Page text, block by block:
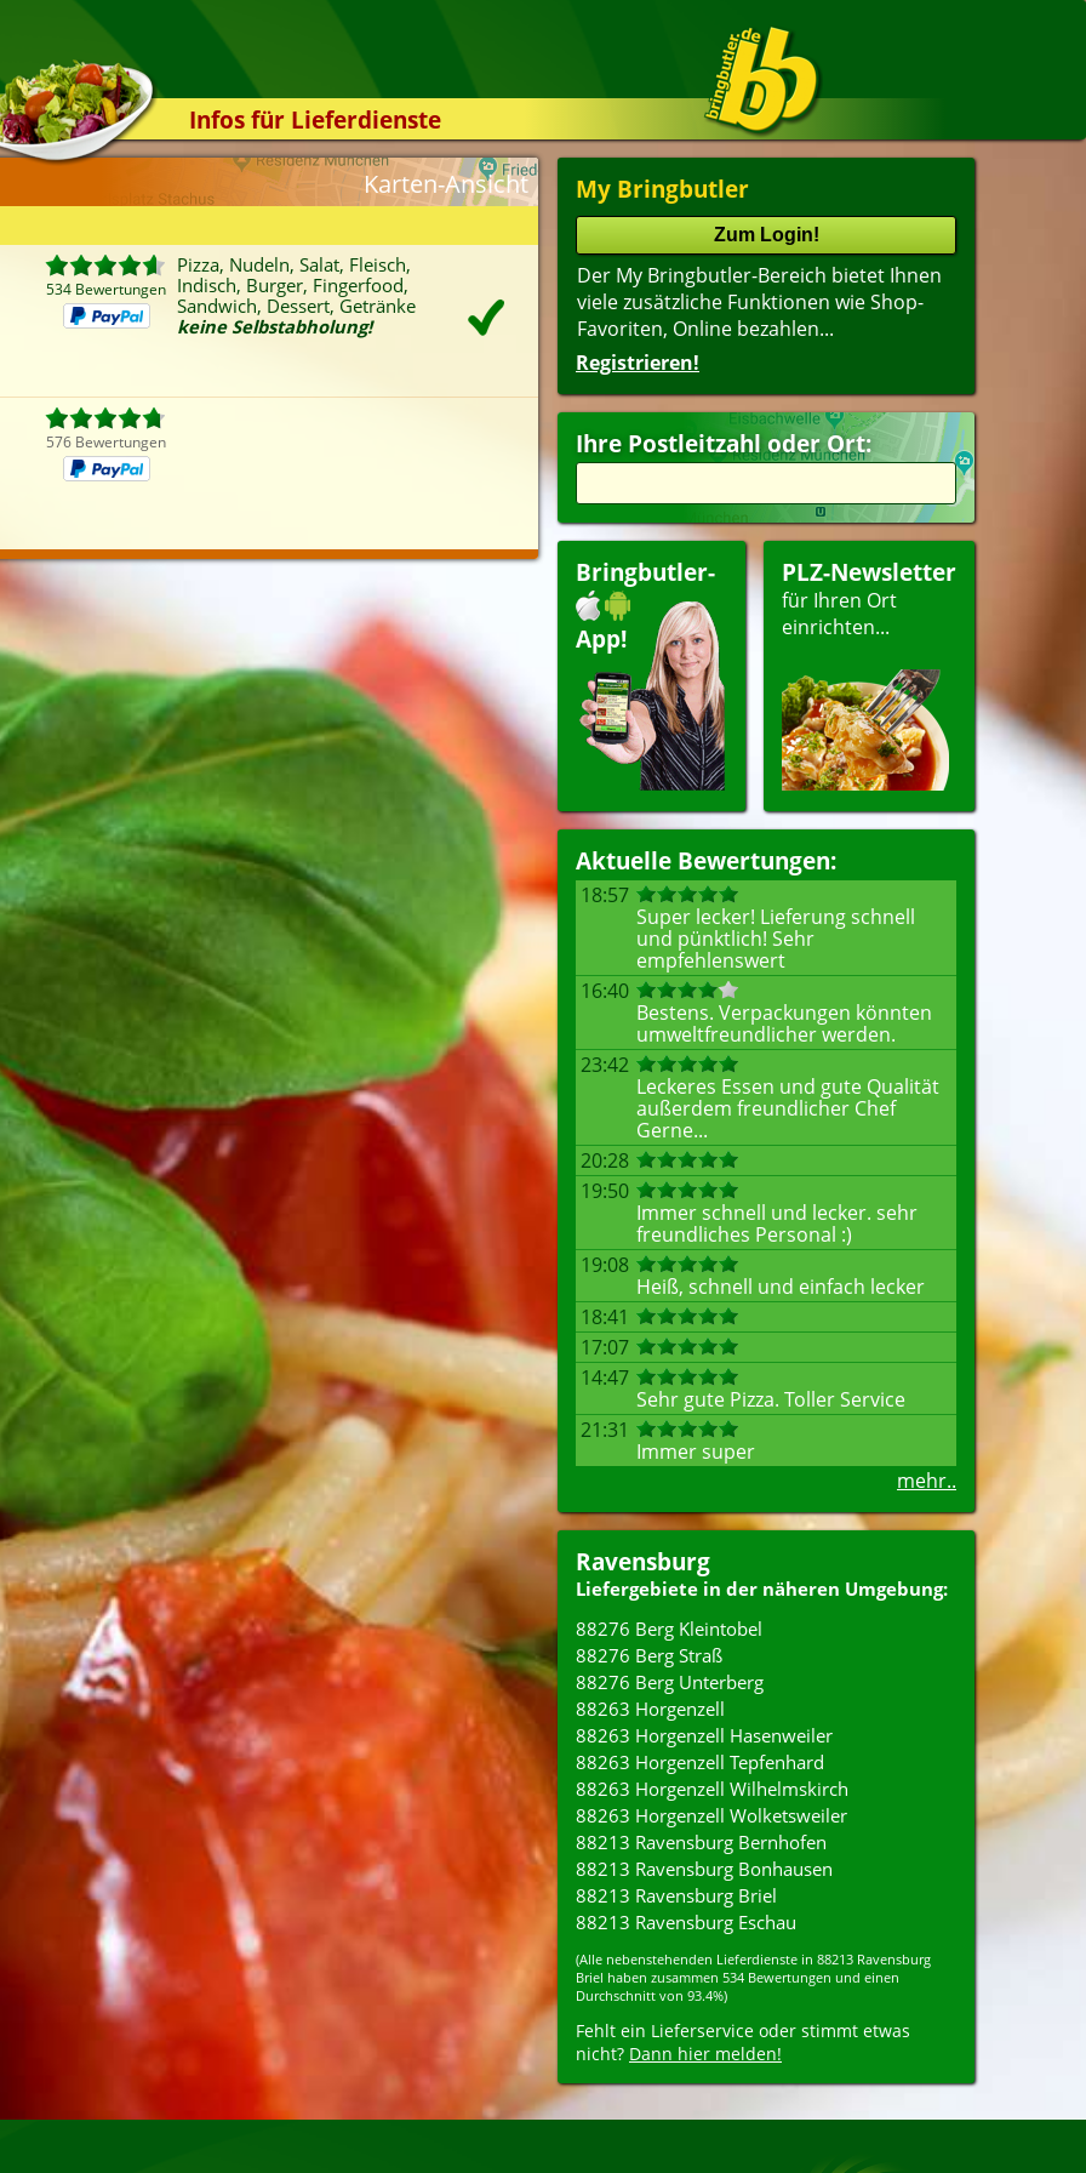
Infos für Lieferdienste
Kassensystem
Zuverlässigkeit
Der Online-Shop
Das Bestellsystem
Der Bestellvorgang
My Bringbutler
Der My Bringbutler-Bereich bietet Ihnen
viele zusätzliche Funktionen wie Shop-
Favoriten, Online bezahlen...
Registrieren!
Ihre Postleitzahl oder Ort:
Bringbutler-
App!
PLZ-Newsletter
für Ihren Ort
einrichten...
Aktuelle Bewertungen:
18:57
Super lecker! Lieferung schnell
und pünktlich! Sehr
empfehlenswert
16:40
Bestens. Verpackungen könnten
umweltfreundlicher werden.
23:42
Leckeres Essen und gute Qualität
außerdem freundlicher Chef
Gerne...
20:28
19:50
Immer schnell und lecker. sehr
freundliches Personal :)
19:08
Heiß, schnell und einfach lecker
18:41
17:07
14:47
Sehr gute Pizza. Toller Service
21:31
Immer super
mehr..
Ravensburg
Liefergebiete in der näheren Umgebung:
88276 Berg Kleintobel
88276 Berg Straß
88276 Berg Unterberg
88263 Horgenzell
88263 Horgenzell Hasenweiler
88263 Horgenzell Tepfenhard
88263 Horgenzell Wilhelmskirch
88263 Horgenzell Wolketsweiler
88213 Ravensburg Bernhofen
88213 Ravensburg Bonhausen
88213 Ravensburg Briel
88213 Ravensburg Eschau
(Alle nebenstehenden Lieferdienste in 88213 Ravensburg
Briel haben zusammen 534 Bewertungen und einen
Durchschnitt von 93.4%)
Fehlt ein Lieferservice oder stimmt etwas
nicht? Dann hier melden!
Karten-Ansicht
534 Bewertungen
Pizza, Nudeln, Salat, Fleisch,
Indisch, Burger, Fingerfood,
Sandwich, Dessert, Getränke
keine Selbstabholung!
576 Bewertungen